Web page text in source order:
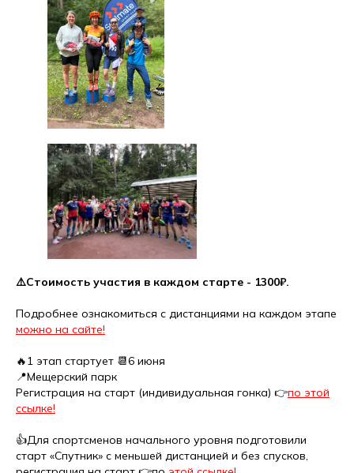
⚠️Стоимость участия в каждом старте - 1300₽.
Подробнее ознакомиться с дистанциями на каждом этапе
можно на сайте!
🔥1 этап стартует 📆6 июня
📍Мещерский парк
Регистрация на старт (индивидуальная гонка) 👉по этой
ссылке!
👍Для спортсменов начального уровня подготовили
старт «Спутник» с меньшей дистанцией и без спусков,